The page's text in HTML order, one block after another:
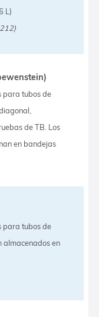
L)
para tubos de
de TB. Los
en bandejas
para tubos de
almacenados en